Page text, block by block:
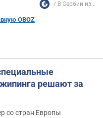
В Сербии из...
OBOZ
решают за
со стран Европы